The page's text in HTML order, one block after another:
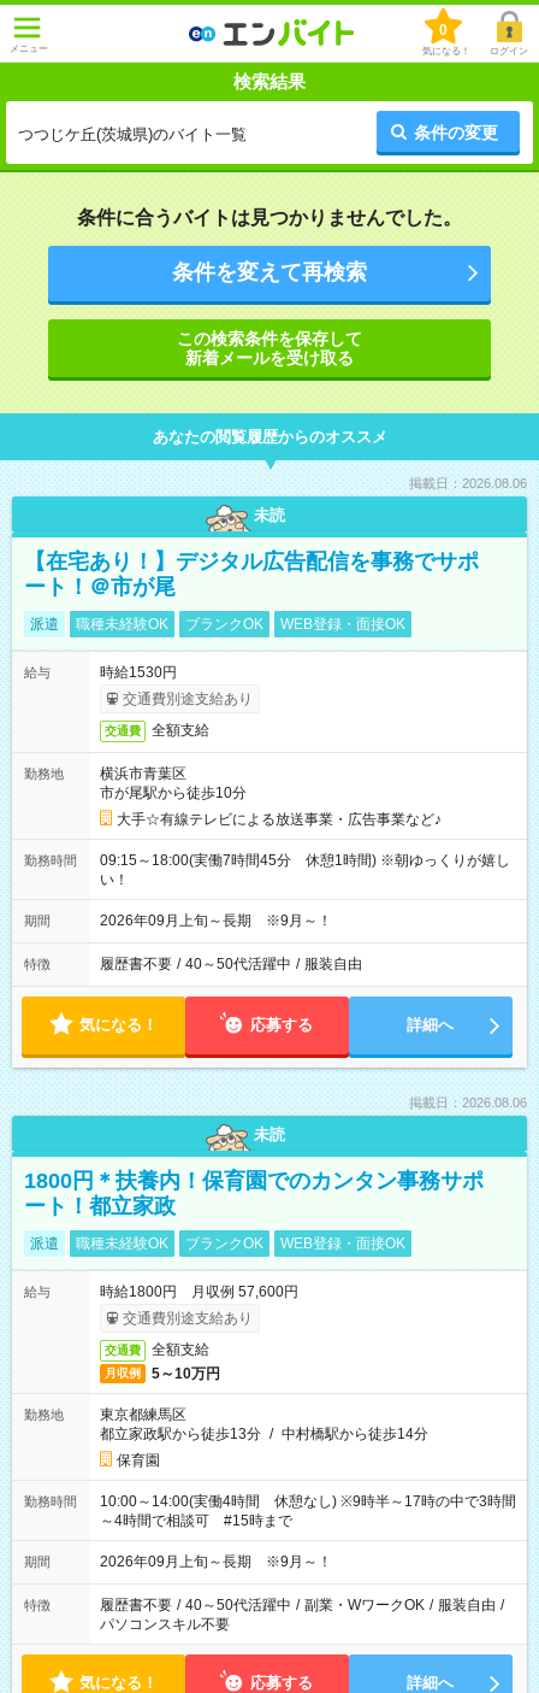
メニュー
0
気になる！ ログイン
検索結果
つつじケ丘(茨城県)のバイト一覧 条件の変更
条件に合うバイトは見つかりませんでした。
条件を変えて再検索
この検索条件を保存して
新着メールを受け取る
あなたの閲覧履歴からのオススメ
掲載日：2026.08.06
未読
【在宅あり！】デジタル広告配信を事務でサポ
ート！＠市が尾
派遣 職種未経験OK ブランクOK WEB登録・面接OK
給与
時給1530円
交通費別途支給あり
交通費 全額支給
勤務地
横浜市青葉区
市が尾駅から徒歩10分
大手☆有線テレビによる放送事業・広告事業など♪
勤務時間
09:15～18:00(実働7時間45分 休憩1時間) ※朝ゆっくりが嬉し
い！
期間 2026年09月上旬～長期 ※9月～！
特徴 履歴書不要 / 40～50代活躍中 / 服装自由
気になる！ 応募する 詳細へ
掲載日：2026.08.06
未読
1800円＊扶養内！保育園でのカンタン事務サポ
ート！都立家政
派遣 職種未経験OK ブランクOK WEB登録・面接OK
給与
時給1800円 月収例 57,600円
交通費別途支給あり
交通費 全額支給
月収例 5～10万円
勤務地
東京都練馬区
都立家政駅から徒歩13分 / 中村橋駅から徒歩14分
保育園
勤務時間
10:00～14:00(実働4時間 休憩なし) ※9時半～17時の中で3時間
～4時間で相談可 #15時まで
期間 2026年09月上旬～長期 ※9月～！
特徴 履歴書不要 / 40～50代活躍中 / 副業・WワークOK / 服装自由 /
パソコンスキル不要
気になる！ 応募する 詳細へ